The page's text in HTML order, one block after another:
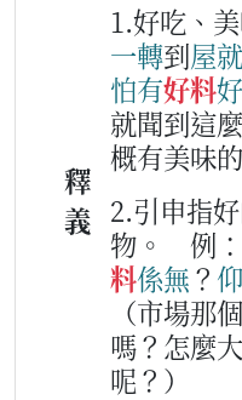
釋
義
1.好吃、
一轉到屋就
怕有好料好
就聞到這
概有美味
2.引申指
物。
例：
料係無？ 仰
（市場那
嗎？怎麼
呢？）